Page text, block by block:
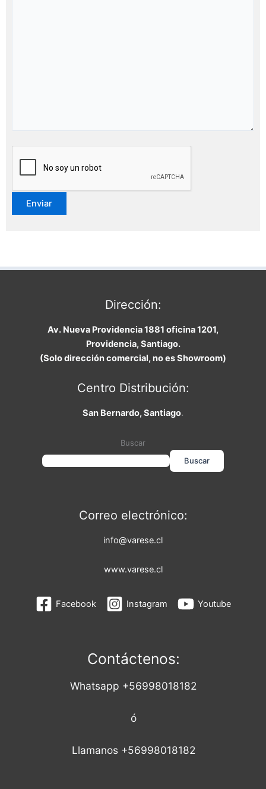
Dirección:
Av. Nueva Providencia 1881 oficina 1201,
Providencia, Santiago.
(Solo dirección comercial, no es Showroom)
Centro Distribución:
San Bernardo, Santiago.
Buscar
Buscar
Correo electrónico:
info@varese.cl
www.varese.cl
Facebook Instagram Youtube
Contáctenos:
Whatsapp +56998018182
ó
Llamanos +56998018182